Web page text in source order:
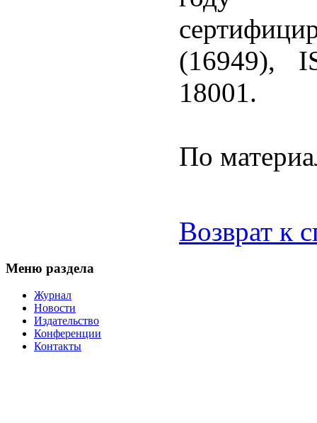
(16949),
18001.
По
Возврат к
Меню раздела
Журнал
Новости
Издательство
Конференции
Контакты